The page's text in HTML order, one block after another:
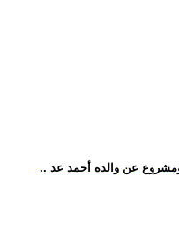
عن والده أحمد عد